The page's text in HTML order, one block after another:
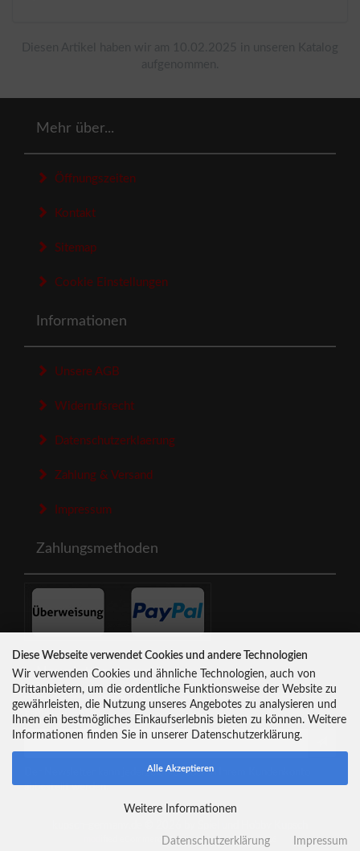
Mehr über...
Öffnungszeiten
Kontakt
Sitemap
Cookie Einstellungen
Informationen
Unsere AGB
Widerrufsrecht
Datenschutzerklaerung
Zahlung & Versand
Impressum
Zahlungsmethoden
Newsletter-Anmeldung
E-Mail-Adresse:
Der Newsletter kann jederzeit hier oder in Ihrem Kundenkonto
abbestellt werden.
ified eCommerce Shopsoftware © 2009-2026
Diese Webseite verwendet Cookies und andere Technologien
Wir verwenden Cookies und ähnliche Technologien, auch von
Drittanbietern, um die ordentliche Funktionsweise der Website zu
gewährleisten, die Nutzung unseres Angebotes zu analysieren und
Ihnen ein bestmögliches Einkaufserlebnis bieten zu können. Weitere
Informationen finden Sie in unserer Datenschutzerklärung.
Alle Akzeptieren
Weitere Informationen
Datenschutzerklärung Impressum